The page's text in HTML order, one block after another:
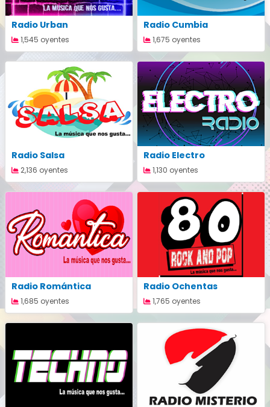
Radio Urban
1,545 oyentes
Radio Cumbia
1,675 oyentes
Radio Salsa
2,136 oyentes
Radio Electro
1,130 oyentes
Radio Romántica
1,685 oyentes
Radio Ochentas
1,765 oyentes